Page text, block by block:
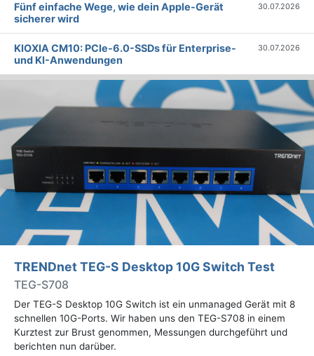
Fünf einfache Wege, wie dein Apple-Gerät
sicherer wird
30.07.2026
KIOXIA CM10: PCIe-6.0-SSDs für Enterprise-
und KI-Anwendungen
30.07.2026
TRENDnet TEG-S Desktop 10G Switch Test
TEG-S708
Der TEG-S Desktop 10G Switch ist ein unmanaged Gerät mit 8
schnellen 10G-Ports. Wir haben uns den TEG-S708 in einem
Kurztest zur Brust genommen, Messungen durchgeführt und
berichten nun darüber.